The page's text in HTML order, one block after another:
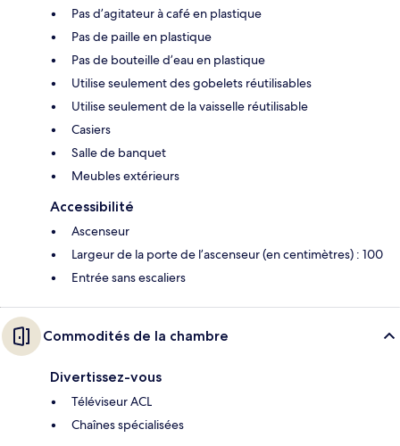
Pas d’agitateur à café en plastique
Pas de paille en plastique
Pas de bouteille d’eau en plastique
Utilise seulement des gobelets réutilisables
Utilise seulement de la vaisselle réutilisable
Casiers
Salle de banquet
Meubles extérieurs
Accessibilité
Ascenseur
Largeur de la porte de l’ascenseur (en centimètres) : 100
Entrée sans escaliers
Commodités de la chambre
Divertissez-vous
Téléviseur ACL
Chaînes spécialisées